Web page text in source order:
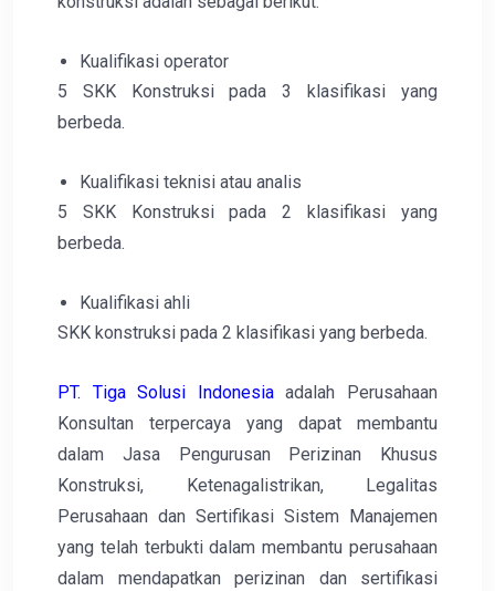
Kualifikasi operator
5 SKK Konstruksi pada 3 klasifikasi yang
berbeda.
Kualifikasi teknisi atau analis
5 SKK Konstruksi pada 2 klasifikasi yang
berbeda.
Kualifikasi ahli
SKK konstruksi pada 2 klasifikasi yang berbeda.
PT. Tiga Solusi Indonesiaadalah Perusahaan
Konsultan terpercaya yang dapat membantu
dalam Jasa Pengurusan Perizinan Khusus
Konstruksi, Ketenagalistrikan, Legalitas
Perusahaan dan Sertifikasi Sistem Manajemen
yang telah terbukti dalam membantu perusahaan
dalam mendapatkan perizinan dan sertifikasi